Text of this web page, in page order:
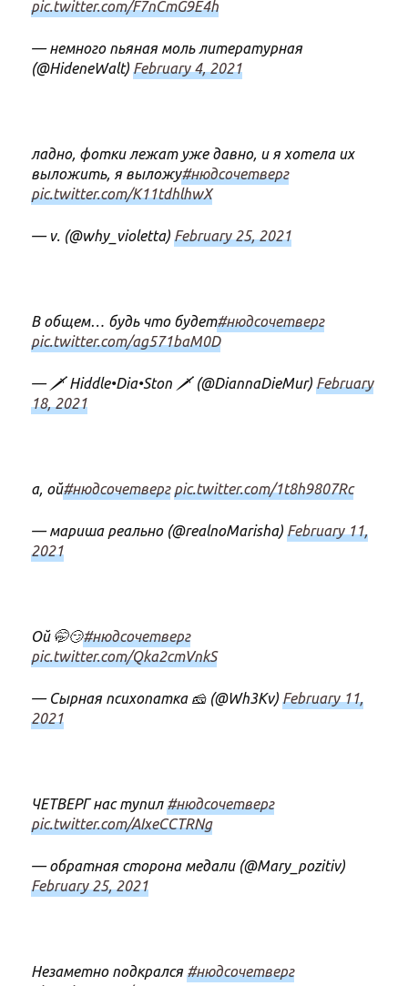
pic.twitter.com/F7nCmG9E4h
— немного пьяная моль литературная
(@HideneWalt) February 4, 2021
ладно, фотки лежат уже давно, и я хотела их
выложить, я выложу#нюдсочетверг
pic.twitter.com/K11tdhlhwX
— v. (@why_violetta) February 25, 2021
В общем… будь что будет#нюдсочетверг
pic.twitter.com/ag571baM0D
— 🗡 Hiddle•Dia•Ston 🗡 (@DiannaDieMur) February
18, 2021
а, ой#нюдсочетверг pic.twitter.com/1t8h9807Rc
— мариша реально (@realnoMarisha) February 11,
2021
Ой 🤭😏#нюдсочетверг
pic.twitter.com/Qka2cmVnkS
— Сырная психопатка 🧀 (@Wh3Kv) February 11,
2021
ЧЕТВЕРГ нас тупил#нюдсочетверг
pic.twitter.com/AIxeCCTRNg
— обратная сторона медали (@Mary_pozitiv)
February 25, 2021
Незаметно подкрался#нюдсочетверг